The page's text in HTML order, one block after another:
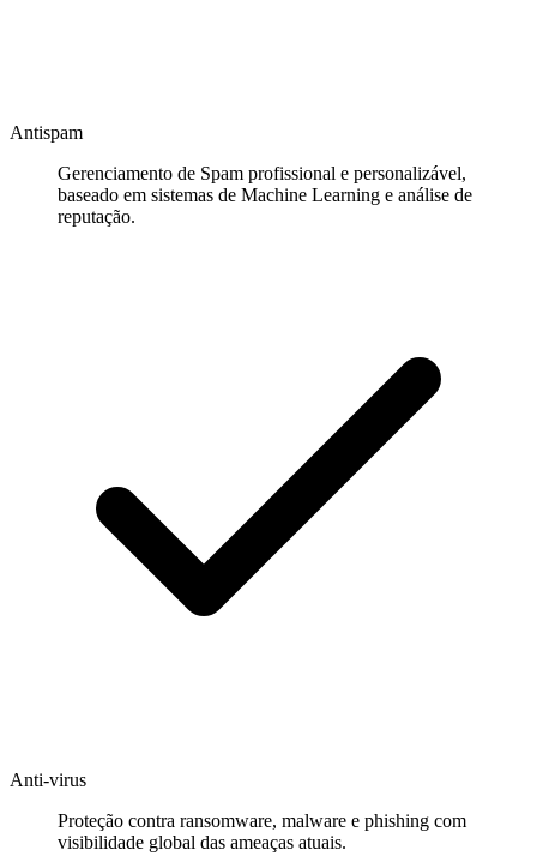
Antispam
Gerenciamento de Spam profissional e personalizável,
baseado em sistemas de Machine Learning e análise de
reputação.
Anti-virus
Proteção contra ransomware, malware e phishing com
visibilidade global das ameaças atuais.